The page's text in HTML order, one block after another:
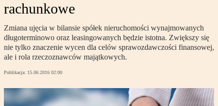
rachunkowe
Zmiana ujęcia w bilansie spółek nieruchomości wynajmowanych
długoterminowo oraz leasingowanych będzie istotna. Zwiększy się
nie tylko znaczenie wycen dla celów sprawozdawczości finansowej,
ale i rola rzeczoznawców majątkowych.
Publikacja: 15.06.2016 02:00